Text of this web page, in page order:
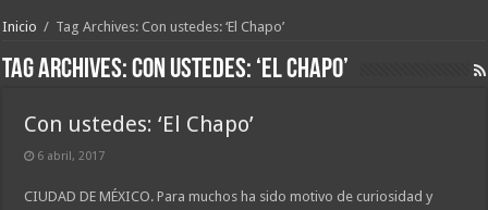
Inicio / Tag Archives: Con ustedes: ‘El Chapo’
Tag Archives:Con ustedes: ‘El Chapo’
Con ustedes: ‘El Chapo’
6 abril, 2017
CIUDAD DE MÉXICO. Para muchos ha sido motivo de curiosidad y